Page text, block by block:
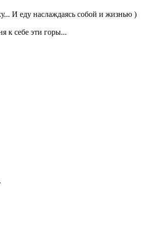
И еду наслаждаясь собой и жизнью )
к себе эти горы...